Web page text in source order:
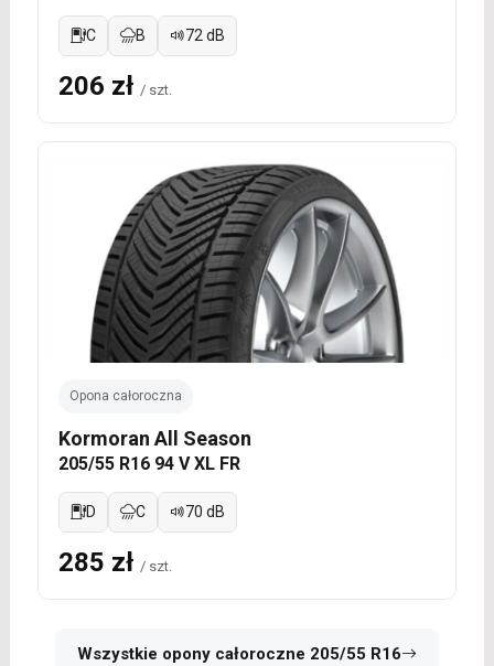
C B 72 dB
206 zł / szt.
Opona całoroczna
Kormoran All Season
205/55 R16 94 V XL FR
D C 70 dB
285 zł / szt.
Wszystkie opony całoroczne 205/55 R16